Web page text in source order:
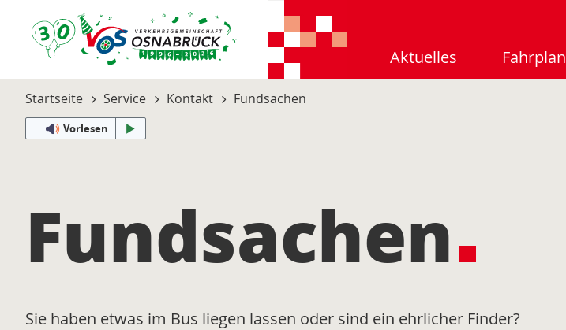
Aktuelles Fahrplan
Startseite Service Kontakt Fundsachen
Vorlesen
Fundsachen
Sie haben etwas im Bus liegen lassen oder sind ein ehrlicher Finder?